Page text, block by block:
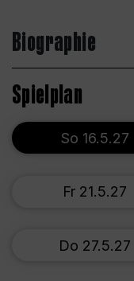
Biographie
Spielplan
So 16.5.27
Fr 21.5.27
Do 27.5.27